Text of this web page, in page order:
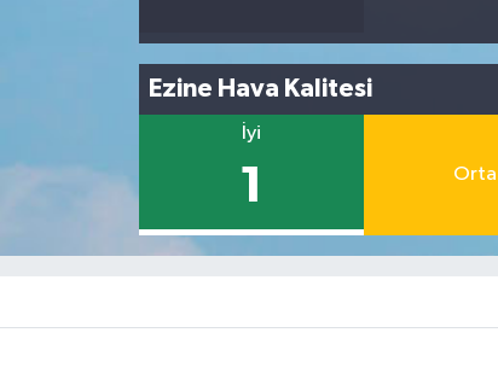
Ezine Hava Kalitesi
İyi
1 Orta